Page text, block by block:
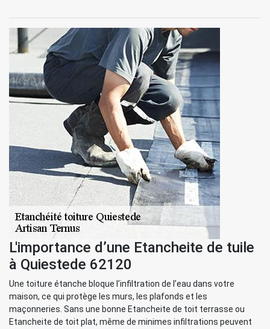
L'importance d’une Etancheite de tuile
à Quiestede 62120
Une toiture étanche bloque l’infiltration de l’eau dans votre
maison, ce qui protège les murs, les plafonds et les
maçonneries. Sans une bonne Etancheite de toit terrasse ou
Etancheite de toit plat, même de minimes infiltrations peuvent